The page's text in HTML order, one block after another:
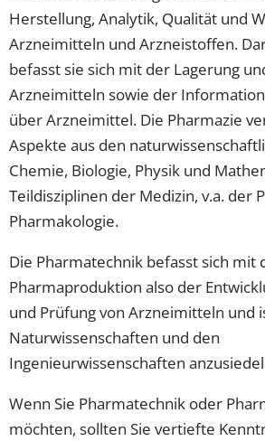
Herstellung, Analytik, Qualität und
Arzneimitteln und Arzneistoffen.
befasst sie sich mit der Lagerung
Arzneimitteln sowie der
über Arzneimittel. Die Pharmazie
Aspekte aus den
Chemie, Biologie, Physik und
Teildisziplinen der Medizin, v.a. der
Pharmakologie.
Die Pharmatechnik befasst sich mit
Pharmaproduktion also der
und Prüfung von Arzneimitteln und
Naturwissenschaften und den
Ingenieurwissenschaften
Wenn Sie Pharmatechnik oder
möchten, sollten Sie vertiefte